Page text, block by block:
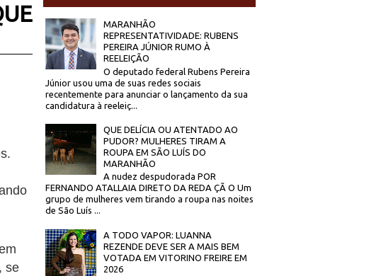
se
MARANHÃO
REPRESENTATIVIDADE: RUBENS
PEREIRA JÚNIOR RUMO À
REELEIÇÃO
O deputado federal Rubens Pereira
Júnior usou uma de suas redes sociais
recentemente para anunciar o lançamento da sua
candidatura à reeleiç...
QUE DELÍCIA OU ATENTADO AO
PUDOR? MULHERES TIRAM A
ROUPA EM SÃO LUÍS DO
MARANHÃO
A nudez despudorada POR
FERNANDO ATALLAIA DIRETO DA REDA ÇÃ O Um
grupo de mulheres vem tirando a roupa nas noites
de São Luís ...
A TODO VAPOR: LUANNA
REZENDE DEVE SER A MAIS BEM
VOTADA EM VITORINO FREIRE EM
2026